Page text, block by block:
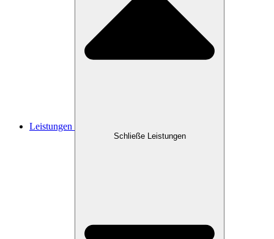
Leistungen
Schließe Leistungen